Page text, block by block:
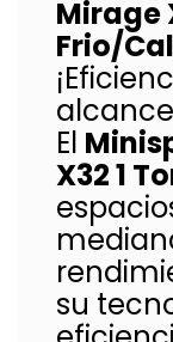
Mirage
Frio/
El
X32 1
su